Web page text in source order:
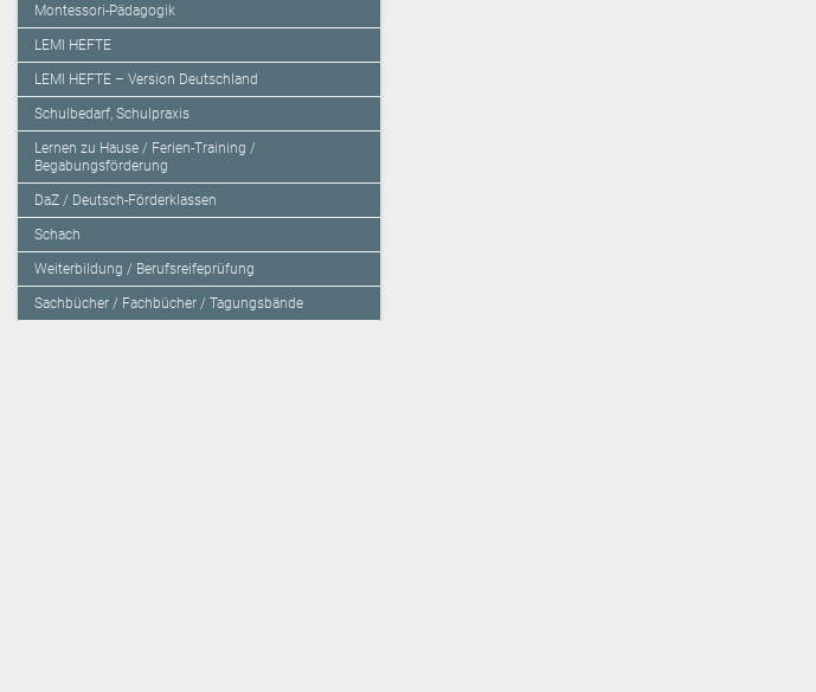
Montessori-Pädagogik
LEMI HEFTE
LEMI HEFTE – Version Deutschland
Schulbedarf, Schulpraxis
Lernen zu Hause / Ferien-Training /
Begabungsförderung
DaZ / Deutsch-Förderklassen
Schach
Weiterbildung / Berufsreifeprüfung
Sachbücher / Fachbücher / Tagungsbände